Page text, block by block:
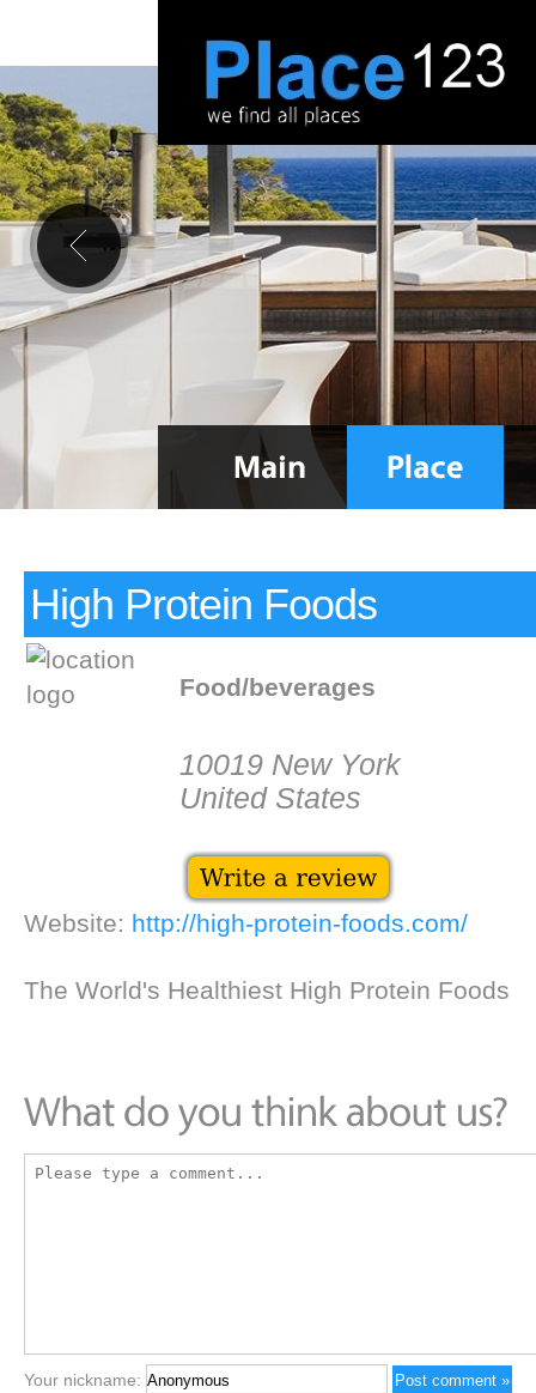
High Protein Foods
Food/beverages
10019 New York
United States
Website: http://high-protein-foods.com/
The World's Healthiest High Protein Foods
Your nickname: